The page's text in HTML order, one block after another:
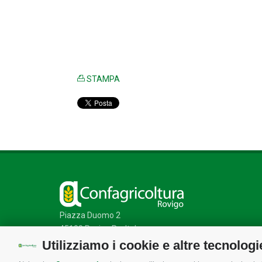
Utilizziamo i cookie e altre
STAMPA
Piazza Duomo 2
45100 Rovigo Ro, Italy
CF 80001240292